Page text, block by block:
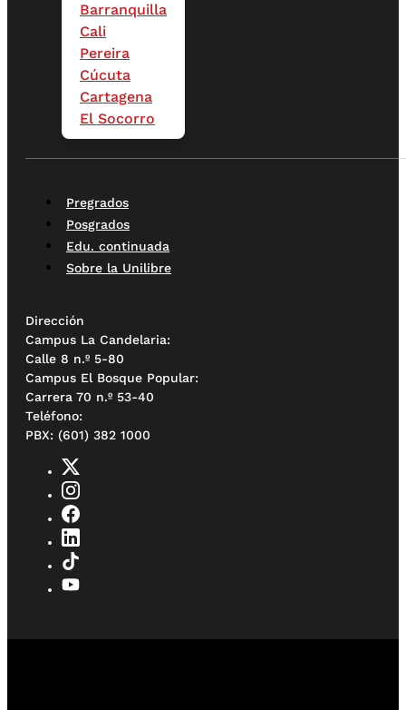
Barranquilla
Cali
Pereira
Cúcuta
Cartagena
El Socorro
Pregrados
Posgrados
Edu. continuada
Sobre la Unilibre
Dirección
Campus La Candelaria:
Calle 8 n.º 5-80
Campus El Bosque Popular:
Carrera 70 n.º 53-40
Teléfono:
PBX: (601) 382 1000